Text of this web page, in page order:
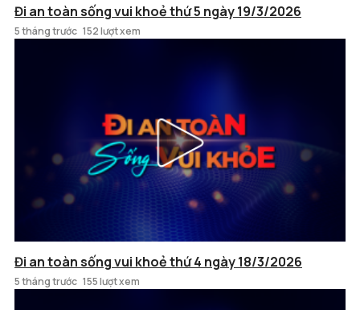
Đi an toàn sống vui khoẻ thứ 5 ngày 19/3/2026
5 tháng trước 152 lượt xem
Đi an toàn sống vui khoẻ thứ 4 ngày 18/3/2026
5 tháng trước 155 lượt xem